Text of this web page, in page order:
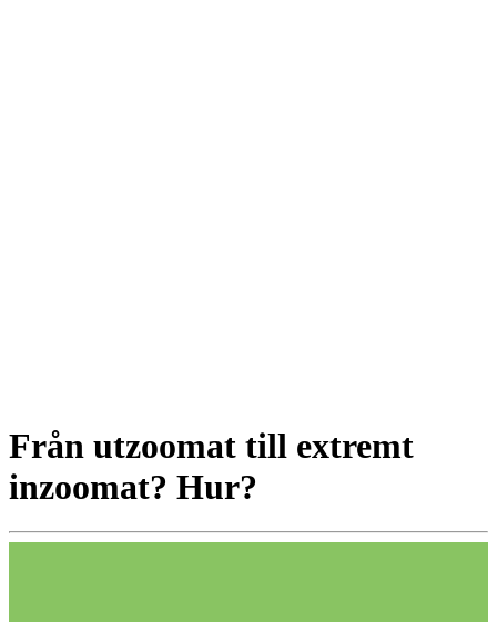
Från utzoomat till extremt
inzoomat? Hur?